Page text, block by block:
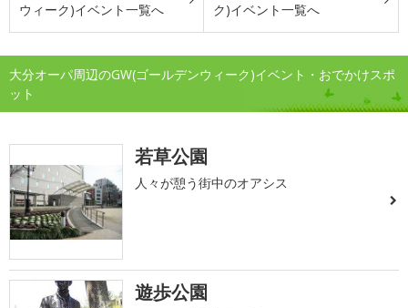
ウィーク)イベント一覧へ
ク)イベント一覧へ
大分オーパ周辺のGW(ゴールデンウィーク)イベント・おでかけスポ
ット
若草公園
人々が憩う街中のオアシス
遊歩公園